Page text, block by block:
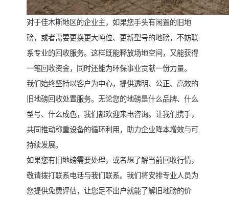
对于佳木斯地区的企业主，如果您手头有闲置的旧地
磅，或者需要更换更大吨位、更新型号的地磅，不妨联
系专业的回收服务。这样既能释放场地空间，又能获得
一笔回收资金，同时还能为环保事业贡献一份力量。
我们始终坚持以客户为中心，提供透明、公正、高效的
旧地磅回收处置服务。无论您的地磅是什么品牌、什么
型号、什么成色，我们都欢迎来电咨询。让我们携手，
共同推动称重设备的循环利用，助力企业降本增效与可
持续发展。
如果您有旧地磅需要处理，或者想了解当前回收行情，
敬请拨打联系电话与我们联系。我们将安排专业人员为
您提供免费评估，让您足不出户就能了解旧地磅的价